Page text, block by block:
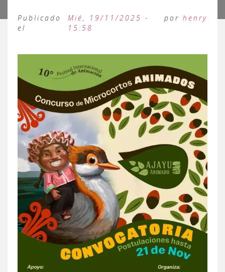
Publicado
el
Mié, 19/11/2025 -
15:58
por henry